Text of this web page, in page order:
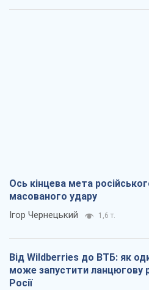
Ось кінцева мета
масованого удару
Ігор Чернецький 1,6 т.
Від Wildberries до ВТБ: як
може запустити ланцюгову
Росії